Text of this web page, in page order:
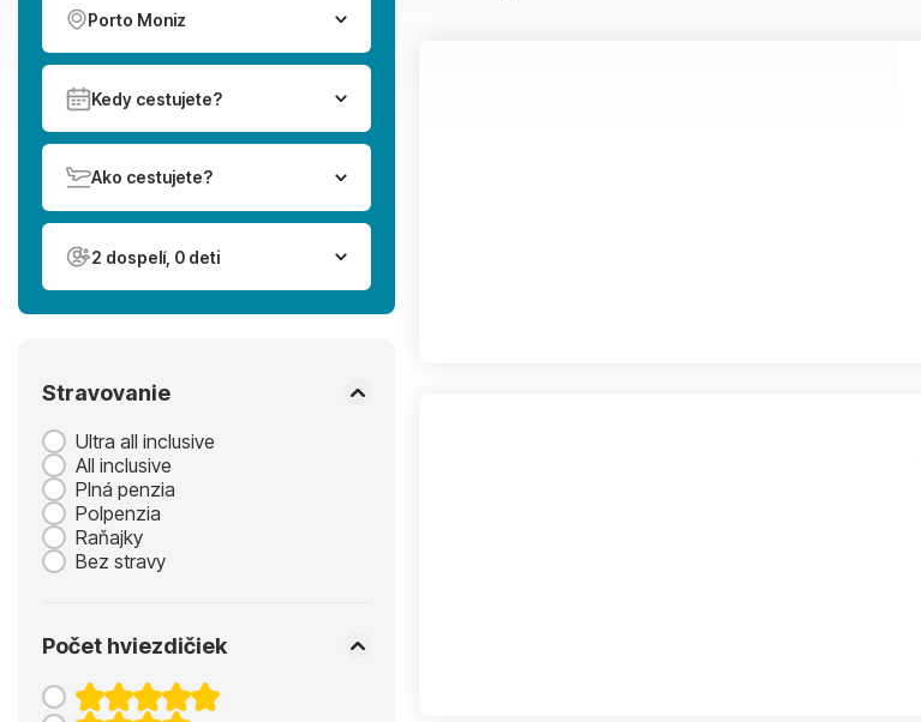
Porto Moniz
Kedy cestujete?
Ako cestujete?
2 dospelí, 0 deti
Stravovanie
Ultra all inclusive
All inclusive
Plná penzia
Polpenzia
Raňajky
Bez stravy
Počet hviezdičiek